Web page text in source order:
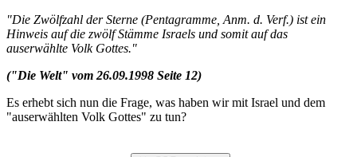
"Die Zwölfzahl der Sterne (Pentagramme, Anm. d. Verf.) ist ein
Hinweis auf die zwölf Stämme Israels und somit auf das
auserwählte Volk Gottes."
("Die Welt" vom 26.09.1998 Seite 12)
Es erhebt sich nun die Frage, was haben wir mit Israel und dem
"auserwählten Volk Gottes" zu tun?